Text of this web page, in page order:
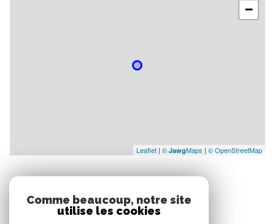
−
Leaflet | © JawgMaps | © OpenStreetMap
NOS RÉSEAUX
Comme beaucoup, notre site
utilise les cookies